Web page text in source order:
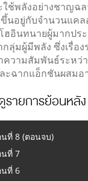
ช้พลังอย่างชาญฉ
นอยู่กับจำนวนแคล
ฮอินทนายผู้มากปร
ลุ่มผู้มีพลัง ซึ่งเรื่อง
ความสัมพันธ์ระหว่
ะฉากแอ็กชันผสม
รายการย้อนหลัง
ที่ 8 (ตอนจบ)
นที่ 7
นที่ 6